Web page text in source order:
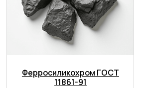
Ферросиликохром ГОСТ
11861-91